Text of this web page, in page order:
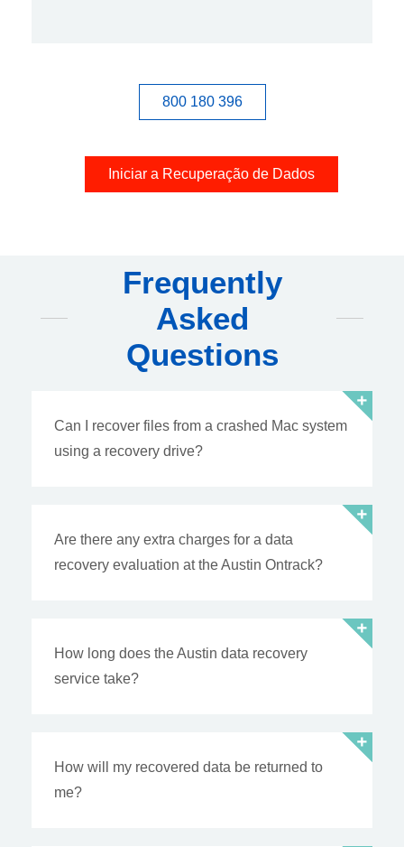
800 180 396
Iniciar a Recuperação de Dados
Frequently
Asked
Questions
Can I recover files from a crashed Mac system
using a recovery drive?
Are there any extra charges for a data
recovery evaluation at the Austin Ontrack?
How long does the Austin data recovery
service take?
How will my recovered data be returned to
me?